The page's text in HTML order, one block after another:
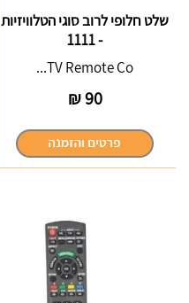
שלט חלופי לרוב סוגי הטלוויזיות
- 1111
TV Remote Co...
90
₪